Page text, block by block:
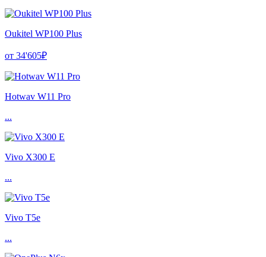
Oukitel WP100 Plus
от 34'605₽
Hotwav W11 Pro
...
Vivo X300 E
...
Vivo T5e
...